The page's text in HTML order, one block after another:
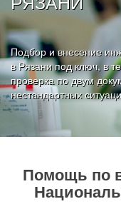
Подбор и внесение
в Рязани под ключ, в
проверка по двум
нестандартных
Помощь по